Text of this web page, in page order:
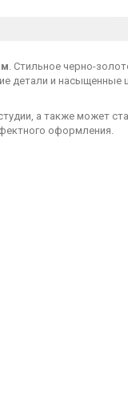
. Стильное черно-
детали и насыщенные
а также может
оформления.